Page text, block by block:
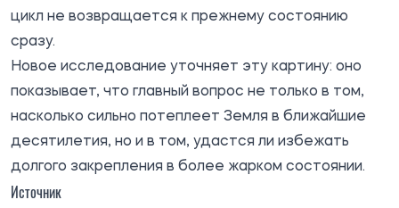
цикл не возвращается к прежнему состоянию
сразу.
Новое исследование уточняет эту картину: оно
показывает, что главный вопрос не только в том,
насколько сильно потеплеет Земля в ближайшие
десятилетия, но и в том, удастся ли избежать
долгого закрепления в более жарком состоянии.
Источник